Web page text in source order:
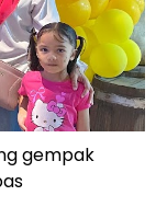
gempak